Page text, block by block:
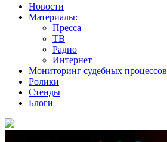
Новости
Материалы:
Пресса
ТВ
Радио
Интернет
Мониторинг судебных процессов
Ролики
Стенды
Блоги